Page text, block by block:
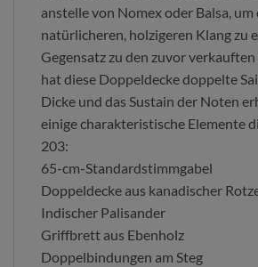
anstelle von Nomex oder Balsa, um
natürlicheren, holzigeren Klang zu
Gegensatz zu den zuvor
hat diese Doppeldecke doppelte
Dicke und das Sustain der Noten
einige charakteristische Elemente
203:
65-cm-Standardstimmgabel
Doppeldecke aus kanadischer
Indischer Palisander
Griffbrett aus Ebenholz
Doppelbindungen am Steg